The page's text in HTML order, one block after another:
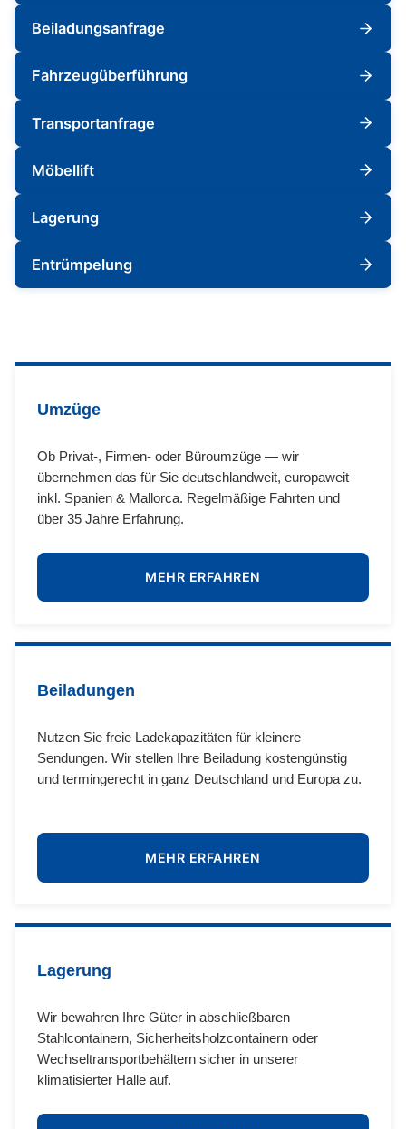
Beiladungsanfrage
Fahrzeugüberführung
Transportanfrage
Möbellift
Lagerung
Entrümpelung
Umzüge
Ob Privat-, Firmen- oder Büroumzüge — wir
übernehmen das für Sie deutschlandweit, europaweit
inkl. Spanien & Mallorca. Regelmäßige Fahrten und
über 35 Jahre Erfahrung.
MEHR ERFAHREN
Beiladungen
Nutzen Sie freie Ladekapazitäten für kleinere
Sendungen. Wir stellen Ihre Beiladung kostengünstig
und termingerecht in ganz Deutschland und Europa zu.
MEHR ERFAHREN
Lagerung
Wir bewahren Ihre Güter in abschließbaren
Stahlcontainern, Sicherheitsholzcontainern oder
Wechseltransportbehältern sicher in unserer
klimatisierter Halle auf.